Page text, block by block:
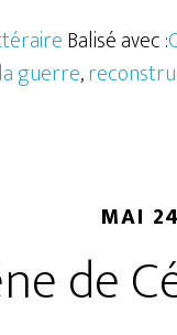
Balisé avec :
la guerre,
MAI
de